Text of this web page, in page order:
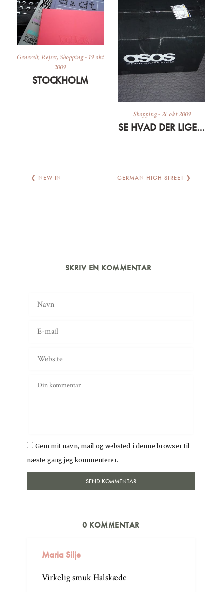
Generelt, Rejser, Shopping- 19 okt
2009
STOCKHOLM
Shopping-26 okt 2009
SE HVAD DER LIGE KOM…
❮ NEW IN GERMAN HIGH STREET ❯
SKRIV EN KOMMENTAR
Gem mit navn, mail og websted i denne browser til
næste gang jeg kommenterer.
0 KOMMENTAR
Maria Silje
Virkelig smuk Halskæde